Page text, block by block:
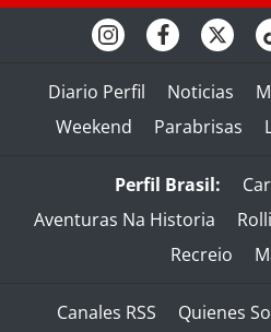
Diario Perfil Noticias
Weekend
Parabrisas
Perfil Brasil:
Aventuras Na Historia
Recreio
Canales RSS Quienes